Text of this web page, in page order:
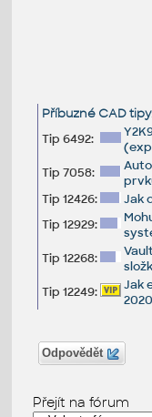
Příbuzné CAD tipy:
Tip 6492:
Tip 7058:
Tip 12426:
Jak
Tip 12929:
Tip 12268:
Tip 12249:
Jak
Odpovědět
Přejít na fórum